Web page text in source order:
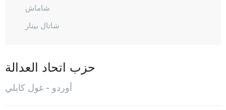
شاماش
شاتال بينار
فاطصا
حزب اتحاد العدالة
أوردو - غول كايلي